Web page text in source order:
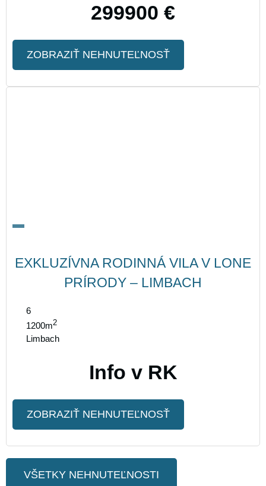
299900 €
ZOBRAZIŤ NEHNUTEĽNOSŤ
EXKLUZÍVNA RODINNÁ VILA V LONE
PRÍRODY – LIMBACH
6
1200m2
Limbach
Info v RK
ZOBRAZIŤ NEHNUTEĽNOSŤ
VŠETKY NEHNUTEĽNOSTI